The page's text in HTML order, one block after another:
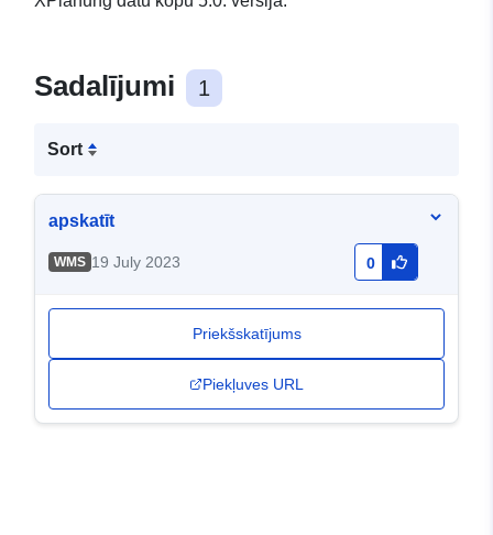
Sadalījumi 1
Sort
apskatīt
WMS 19 July 2023 0
Priekšskatījums
Piekļuves URL